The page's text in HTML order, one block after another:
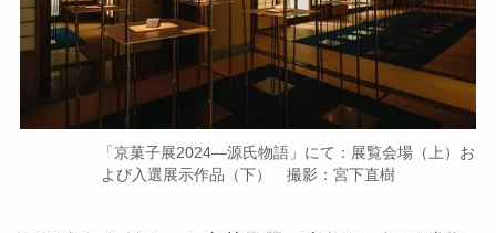
「京菓子展2024―源氏物語」にて：展覧会場（上）お
よび入選展示作品（下） 撮影：宮下直樹